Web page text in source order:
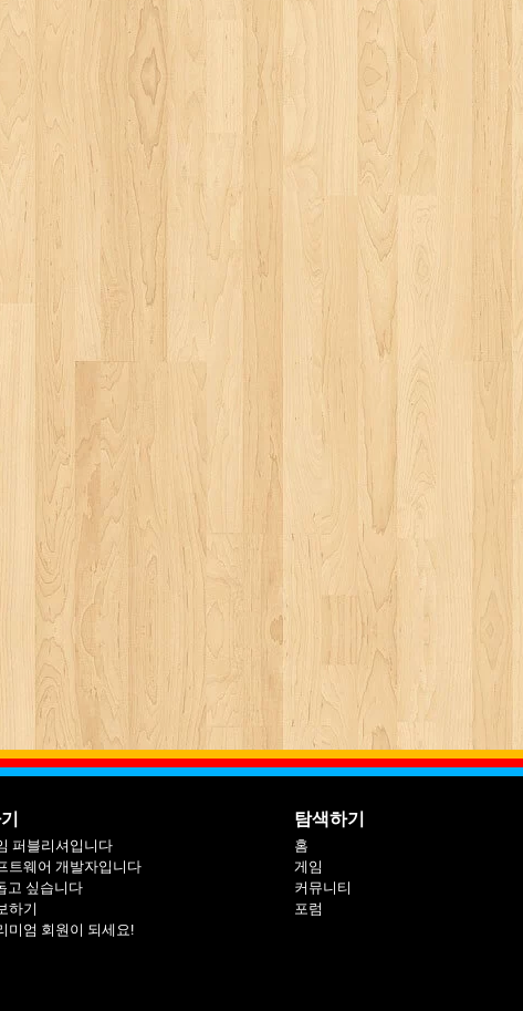
퍼블리셔입니다
트웨어 개발자입니다
고 싶습니다
하기
미엄 회원이 되세요!
탐색하기
홈
게임
커뮤니티
포럼